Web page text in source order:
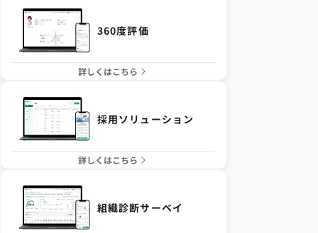
360度評価
詳しくはこちら
採用ソリューション
詳しくはこちら
組織診断サーベイ